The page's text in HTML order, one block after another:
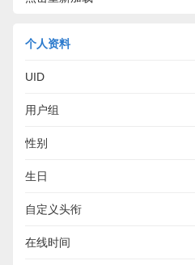
个人资料
UID
用户组
性别
生日
自定义头衔
在线时间